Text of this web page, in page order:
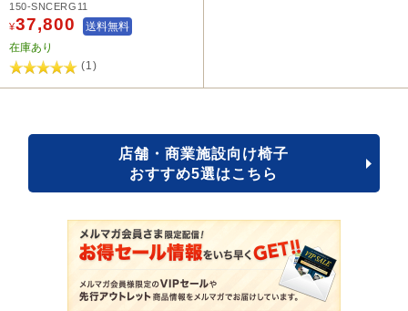
150-SNCERG11
¥37,800
送料無料
在庫あり
(1)
店舗・商業施設向け椅子
おすすめ5選はこちら